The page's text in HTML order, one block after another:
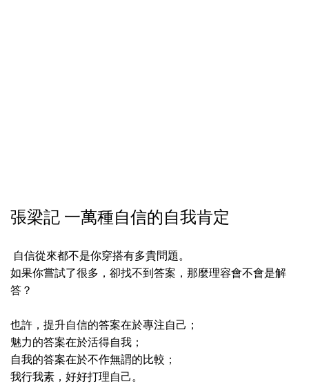
張梁記 一萬種自信的自我肯定
自信從來都不是你穿搭有多貴問題。
如果你嘗試了很多，卻找不到答案，那麼理容會不會是解
答？
也許，提升自信的答案在於專注自己；
魅力的答案在於活得自我；
自我的答案在於不作無謂的比較；
我行我素，好好打理自己。